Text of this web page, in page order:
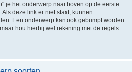
je het onderwerp naar boven op de eerste
deze link er niet staat, kunnen
Een onderwerp kan ook gebumpt worden
hou hierbij wel rekening met de regels